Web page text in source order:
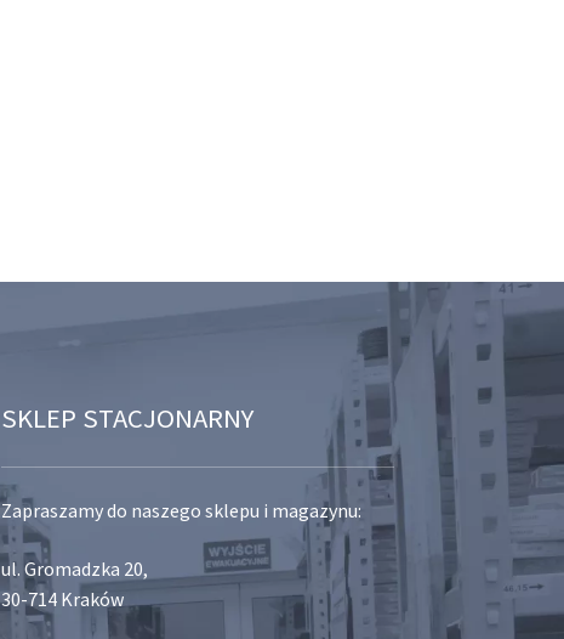
SKLEP STACJONARNY
Zapraszamy do naszego sklepu i magazynu:
ul. Gromadzka 20,
30-714 Kraków